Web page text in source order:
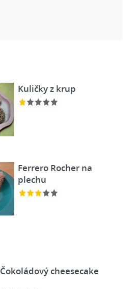
Kuličky z krup
Ferrero Rocher na
plechu
Čokoládový cheesecake